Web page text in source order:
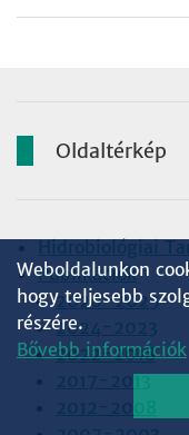
Oldaltérkép
Hidrobiológiai
Publikációk
2026-2025
2024-2023
2022-2018
2017-2013
2012-2008
Weboldalunkon
hogy teljesebb
részére.
Bővebb információk